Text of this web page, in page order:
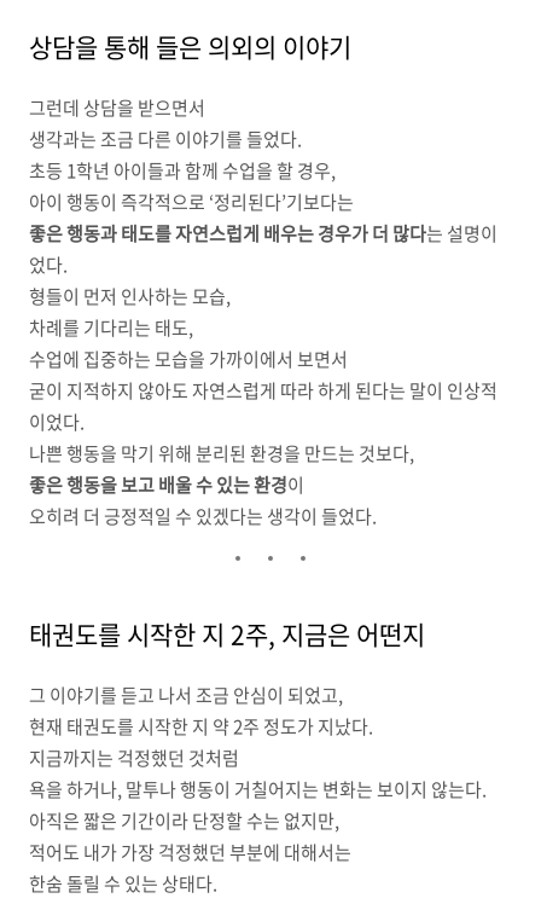
상담을 통해 들은 의외의 이야기
그런데 상담을 받으면서
생각과는 조금 다른 이야기를 들었다.
초등 1학년 아이들과 함께 수업을 할 경우,
아이 행동이 즉각적으로 ‘정리된다’기보다는
좋은 행동과 태도를 자연스럽게 배우는 경우가 더 많다는 설명이
었다.
형들이 먼저 인사하는 모습,
차례를 기다리는 태도,
수업에 집중하는 모습을 가까이에서 보면서
굳이 지적하지 않아도 자연스럽게 따라 하게 된다는 말이 인상적
이었다.
나쁜 행동을 막기 위해 분리된 환경을 만드는 것보다,
좋은 행동을 보고 배울 수 있는 환경이
오히려 더 긍정적일 수 있겠다는 생각이 들었다.
태권도를 시작한 지 2주, 지금은 어떤지
그 이야기를 듣고 나서 조금 안심이 되었고,
현재 태권도를 시작한 지 약 2주 정도가 지났다.
지금까지는 걱정했던 것처럼
욕을 하거나, 말투나 행동이 거칠어지는 변화는 보이지 않는다.
아직은 짧은 기간이라 단정할 수는 없지만,
적어도 내가 가장 걱정했던 부분에 대해서는
한숨 돌릴 수 있는 상태다.